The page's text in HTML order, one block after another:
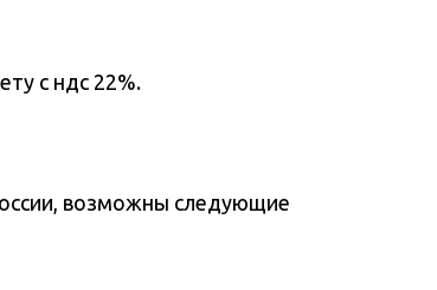
с ндс 22%.
возможны следующие